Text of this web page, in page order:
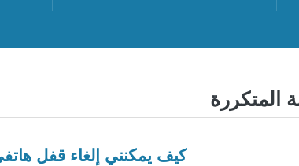
المتكررة
كيف يمكنني إلغاء قفل